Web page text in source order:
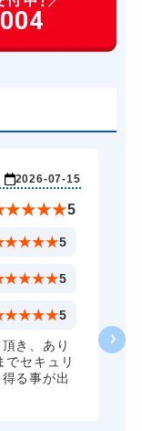
14,300円～(税込)
14,300円～(税込)
8,800円～(税込)
8,800円～(税込)
14,300円～(税込)
11,000円～(税込)
11,000円～(税込)
8,800円～(税込)
10,780円～(税込)
2026-07-15
★★★★5
★★★★5
★★★★5
★★★★5
き、あり
でセキュリ
る事が出